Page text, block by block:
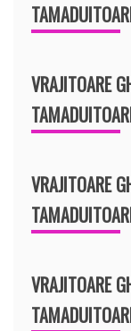
VRAJITOARE
VRAJITOARE
VRAJITOARE